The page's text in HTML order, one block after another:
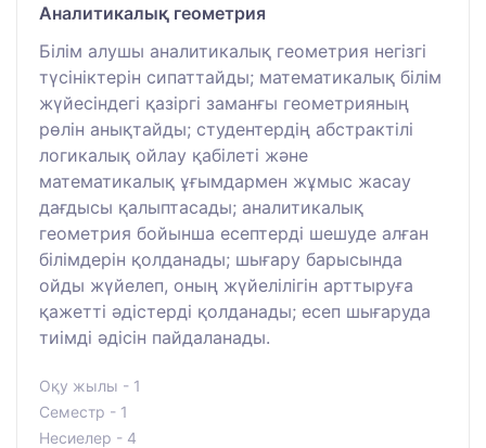
Аналитикалық геометрия
Білім алушы аналитикалық геометрия негізгі
түсініктерін сипаттайды; математикалық білім
жүйесіндегі қазіргі заманғы геометрияның
рөлін анықтайды; студентердің абстрактілі
логикалық ойлау қабілеті және
математикалық ұғымдармен жұмыс жасау
дағдысы қалыптасады; аналитикалық
геометрия бойынша есептерді шешуде алған
білімдерін қолданады; шығару барысында
ойды жүйелеп, оның жүйелілігін арттыруға
қажетті әдістерді қолданады; есеп шығаруда
тиімді әдісін пайдаланады.
Оқу жылы - 1
Семестр - 1
Несиелер - 4